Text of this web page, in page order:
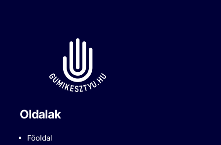
Oldalak
Főoldal